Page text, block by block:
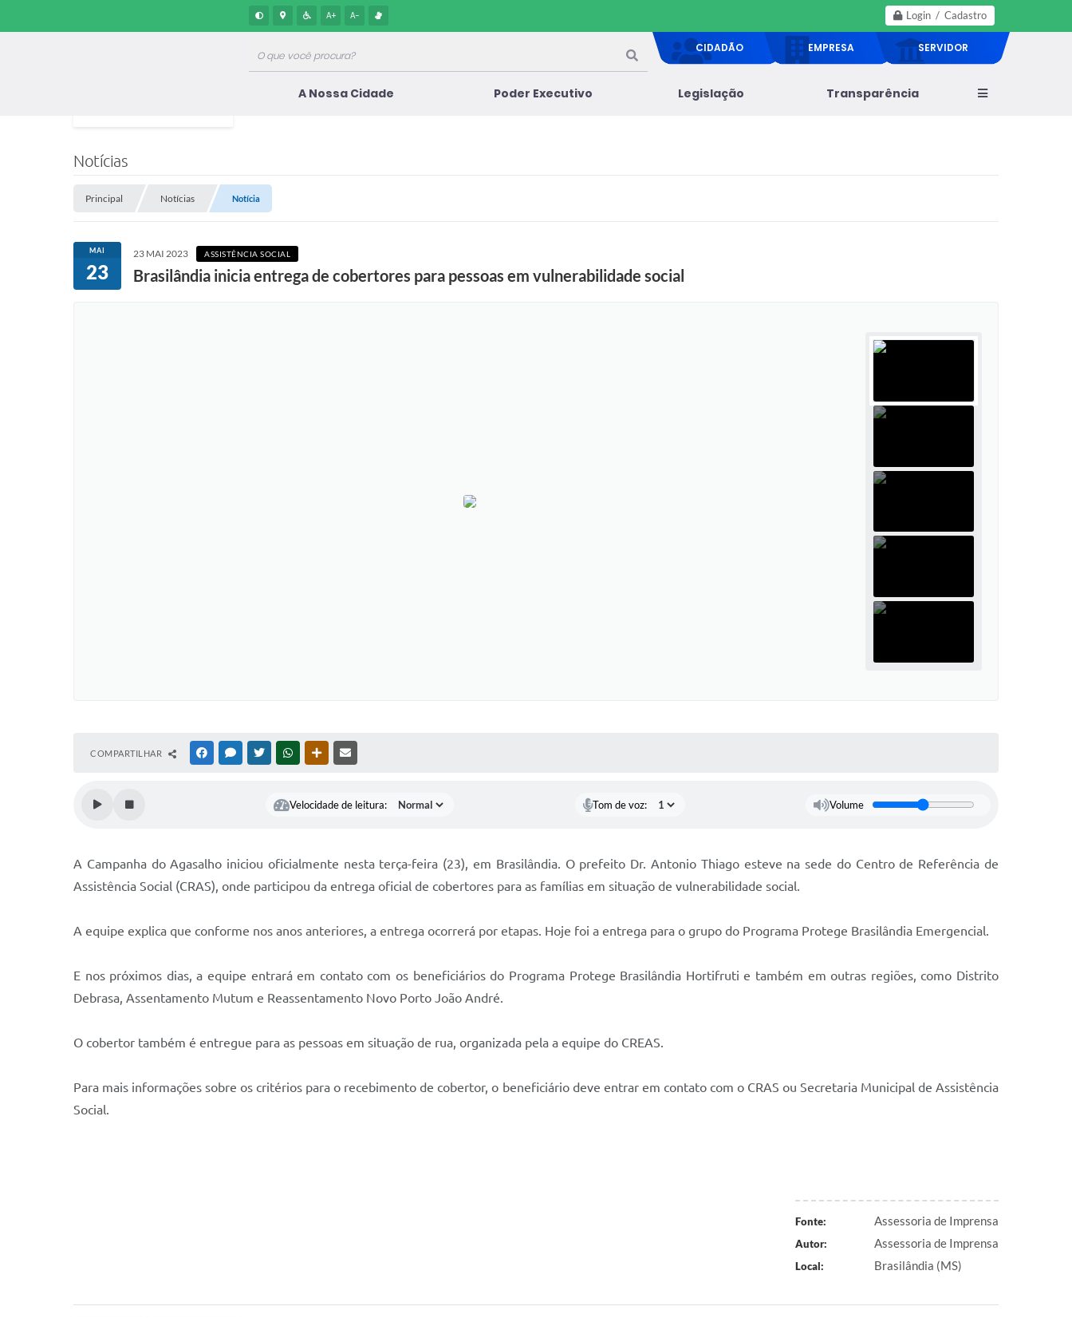
Login / Cadastro
A+ A-
CIDADÃO EMPRESA SERVIDOR
A Nossa Cidade Poder Executivo Legislação Transparência
Notícias
Principal Notícias Notícia
MAI
23
23 MAI 2023 ASSISTÊNCIA SOCIAL
Brasilândia inicia entrega de cobertores para pessoas em vulnerabilidade social
COMPARTILHAR FACEBOOKMESSENGER
TWITTERWHATSAPPOUTRAS MÍDIAS
Velocidade de leitura: Tom de voz: Volume
A Campanha do Agasalho iniciou oficialmente nesta terça-feira (23), em Brasilândia. O prefeito Dr. Antonio Thiago esteve na sede do Centro de Referência de
Assistência Social (CRAS), onde participou da entrega oficial de cobertores para as famílias em situação de vulnerabilidade social.
A equipe explica que conforme nos anos anteriores, a entrega ocorrerá por etapas. Hoje foi a entrega para o grupo do Programa Protege Brasilândia Emergencial.
E nos próximos dias, a equipe entrará em contato com os beneficiários do Programa Protege Brasilândia Hortifruti e também em outras regiões, como Distrito
Debrasa, Assentamento Mutum e Reassentamento Novo Porto João André.
O cobertor também é entregue para as pessoas em situação de rua, organizada pela a equipe do CREAS.
Para mais informações sobre os critérios para o recebimento de cobertor, o beneficiário deve entrar em contato com o CRAS ou Secretaria Municipal de Assistência
Social.
Fonte: Assessoria de Imprensa
Autor: Assessoria de Imprensa
Local: Brasilândia (MS)